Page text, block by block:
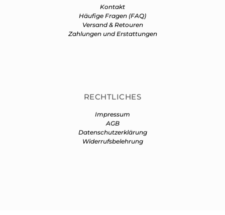
Kontakt
Häufige Fragen (FAQ)
Versand & Retouren
Zahlungen und Erstattungen
RECHTLICHES
Impressum
AGB
Datenschutzerklärung
Widerrufsbelehrung